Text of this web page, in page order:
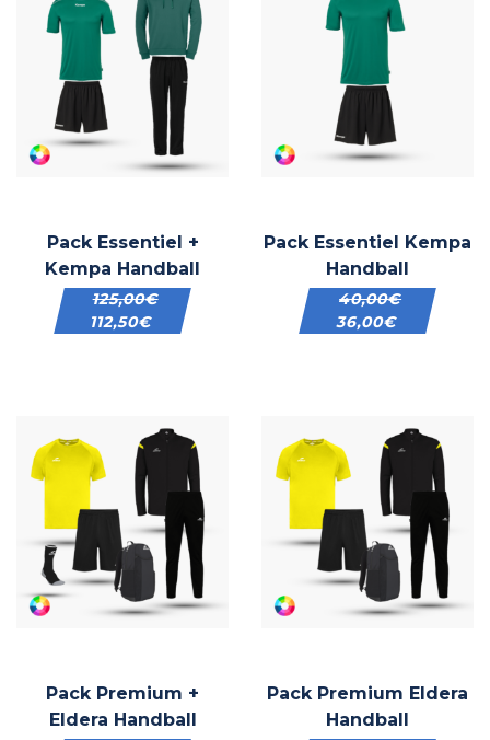
Pack Essentiel +
Kempa Handball
125,00€
112,50€
Pack Essentiel Kempa
Handball
40,00€
36,00€
Pack Premium +
Eldera Handball
Pack Premium Eldera
Handball